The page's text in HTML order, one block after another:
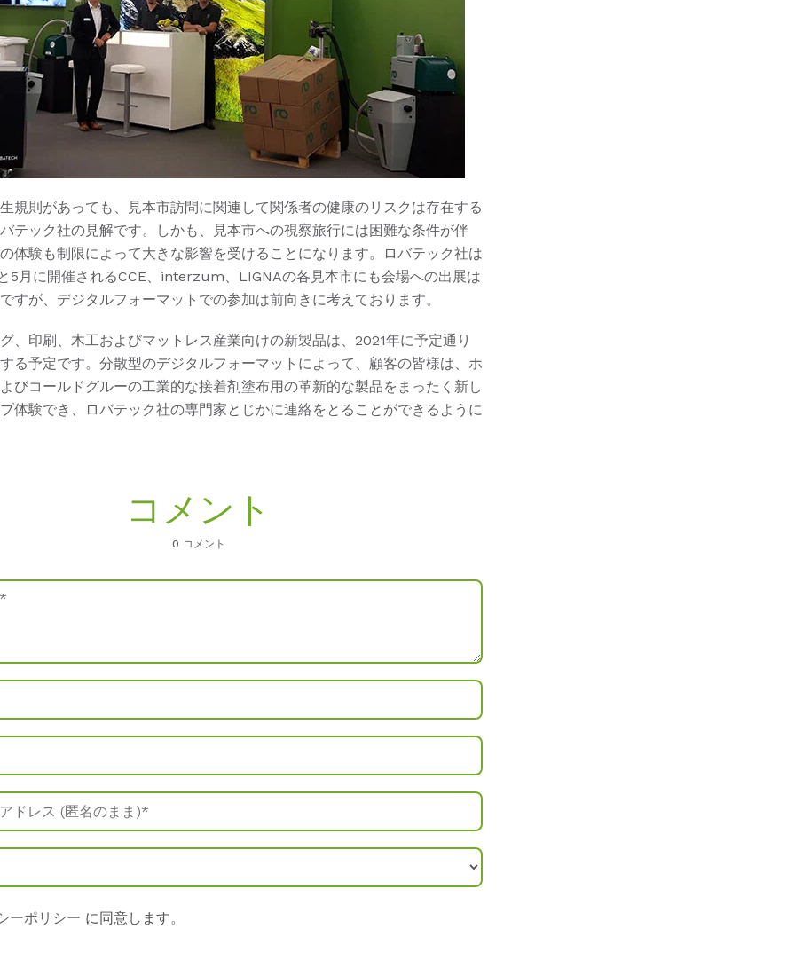
規則があっても、見本市訪問に関連して関係者の健康のリスクは存在する
テック社の見解です。しかも、見本市への視察旅行には困難な条件が伴
体験も制限によって大きな影響を受けることになります。ロバテック社は
5月に開催されるCCE、interzum、LIGNAの各見本市にも会場への出展は
すが、デジタルフォーマットでの参加は前向きに考えております。
、印刷、木工およびマットレス産業向けの新製品は、2021年に予定通り
る予定です。分散型のデジタルフォーマットによって、顧客の皆様は、ホ
びコールドグルーの工業的な接着剤塗布用の革新的な製品をまったく新し
体験でき、ロバテック社の専門家とじかに連絡をとることができるように
コメント
0 コメント
ーポリシー に同意します。